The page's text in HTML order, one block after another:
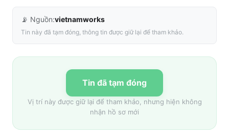
📡 Nguồn:vietnamworks
Tin này đã tạm đóng, thông tin được giữ lại để tham khảo.
Tin đã tạm đóng
Vị trí này được giữ lại để tham khảo, nhưng hiện không
nhận hồ sơ mới